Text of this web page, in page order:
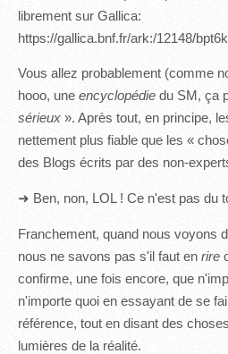
librement sur Gallica:
https://gallica.bnf.fr/ark:/12148/
Vous allez probablement (comme
hooo, une encyclopédie du SM, ça
sérieux ». Après tout, en principe,
nettement plus fiable que les «
des Blogs écrits par des non-
➜ Ben, non, LOL ! Ce n'est pas du
Franchement, quand nous voyons
nous ne savons pas s'il faut en rire
confirme, une fois encore, que
n'importe quoi en essayant de se
référence, tout en disant des
lumières de la réalité.